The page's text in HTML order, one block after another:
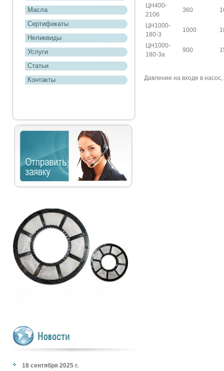
Масла
Сертификаты
Неликвиды
Услуги
Статьи
Контакты
18 сентября 2025 г.
ЦН400-
210б
360
ЦН1000-
180-3
1000
ЦН1000-
180-3а
900
Давление на входе в насос,